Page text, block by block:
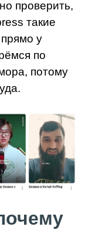
проверить,
такие
у
по
потому